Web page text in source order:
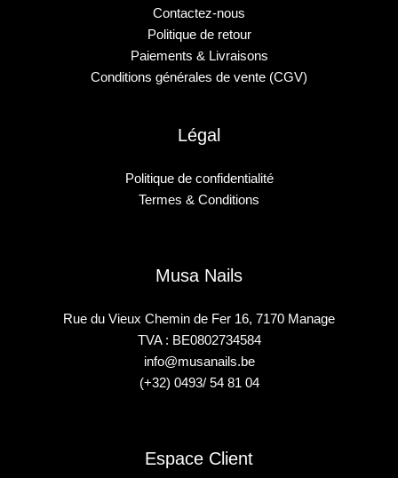
Contactez-nous
Politique de retour
Paiements & Livraisons
Conditions générales de vente (CGV)
Légal
Politique de confidentialité
Termes & Conditions
Musa Nails
Rue du Vieux Chemin de Fer 16, 7170 Manage
TVA : BE0802734584
info@musanails.be
(+32) 0493/ 54 81 04
Espace Client